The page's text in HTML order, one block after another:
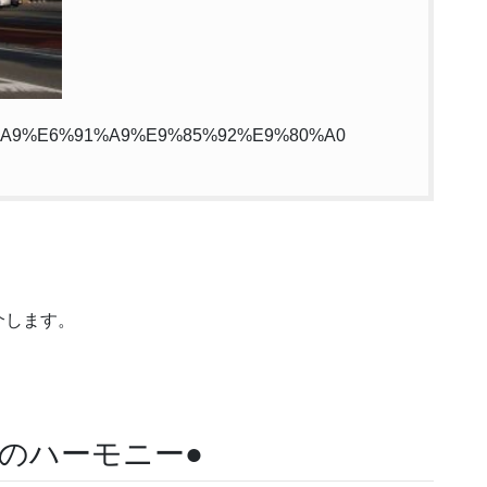
ます。
ハーモニー●